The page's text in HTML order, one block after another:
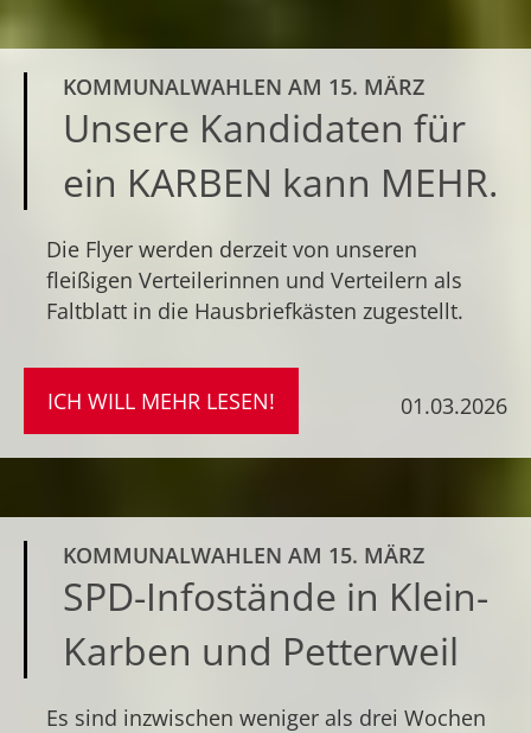
KOMMUNALWAHLEN AM 15. MÄRZ
Unsere Kandidaten für
ein KARBEN kann MEHR.
Die Flyer werden derzeit von unseren
fleißigen Verteilerinnen und Verteilern als
Faltblatt in die Hausbriefkästen zugestellt.
01.03.2026
ICH WILL MEHR LESEN!
KOMMUNALWAHLEN AM 15. MÄRZ
SPD-Infostände in Klein-
Karben und Petterweil
Es sind inzwischen weniger als drei Wochen